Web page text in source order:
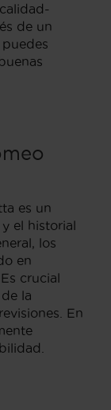
de un
es un
el historial
los
en
crucial
la
En